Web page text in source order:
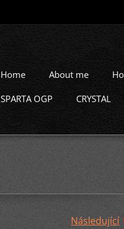
Home About me
SPARTA OGP CRYSTAL
Následující